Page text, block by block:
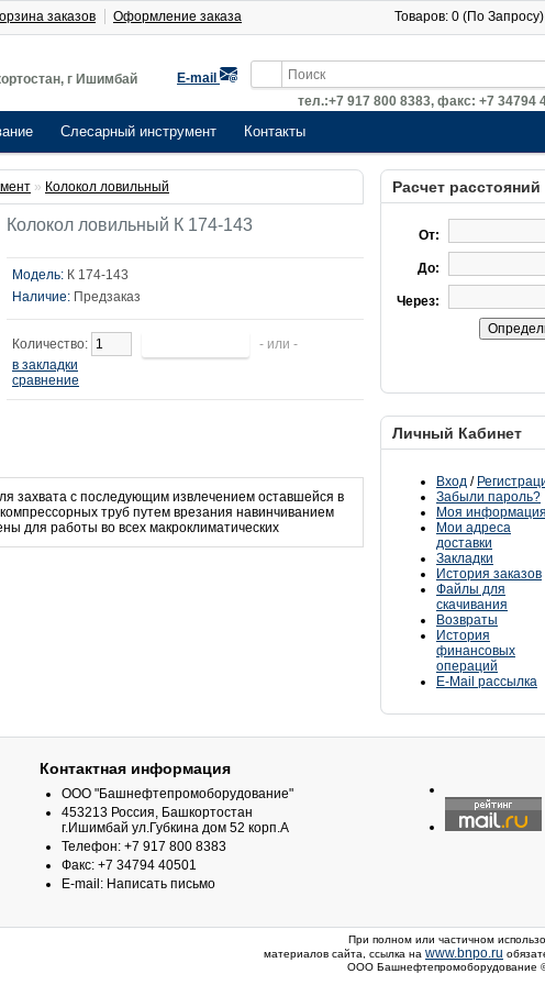
Товаров: 0 (По Запросу)
г Ишимбай
E-mail
тел.:+7 917 800 8383, факс: +7 34794
заказов Оформление заказа
Слесарный инструмент Контакты
Расчет расстояний
От:
До:
Через:
Личный Кабинет
Вход /
Забыли пароль?
Моя информация
Мои адреса
доставки
Закладки
История заказов
Файлы для
скачивания
Возвраты
История
финансовых
операций
E-Mail рассылка
» Колокол ловильный
Колокол ловильный К 174-143
Модель: К 174-143
Наличие: Предзаказ
Количество:
- или -
в закладки
сравнение
захвата с последующим извлечением оставшейся в
труб путем врезания навинчиванием
для работы во всех макроклиматических
Контактная информация
ООО "Башнефтепромоборудование"
453213 Россия, Башкортостан
г.Ишимбай ул.Губкина дом 52 корп.А
Телефон: +7 917 800 8383
Факс: +7 34794 40501
E-mail: Написать письмо
При полном или частичном
материалов сайта, ссылка на www.bnpo.ru
ООО Башнефтепромоборудование